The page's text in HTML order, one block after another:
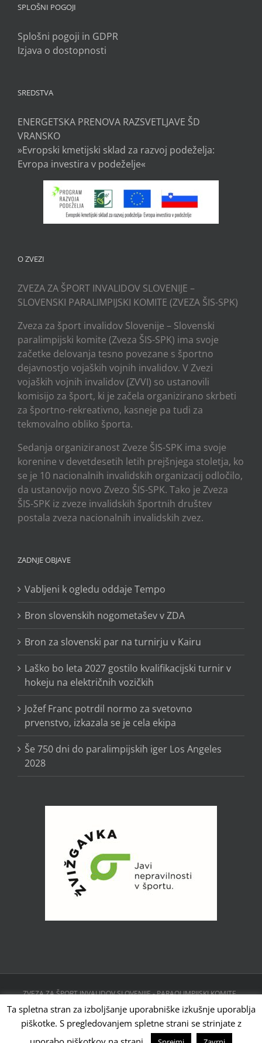
SPLOŠNI POGOJI
Splošni pogoji in GDPR
Izjava o dostopnosti
SREDSTVA
ENERGETSKA PRENOVA RAZSVETLJAVE ŠD
VRANSKO
»Evropski kmetijski sklad za razvoj podeželja:
Evropa investira v podeželje«
O ZVEZI
ZVEZA ZA ŠPORT INVALIDOV SLOVENIJE –
SLOVENSKI PARALIMPIJSKI KOMITE (ZVEZA ŠIS-SPK)
Zveza za šport invalidov Slovenije – Slovenski
paralimpijski komite (Zveza ŠIS-SPK) ima svoje
začetke delovanja tesno povezane s športno
dejavnostjo vojaških vojnih invalidov. V Zvezi
vojaških vojnih invalidov (ZVVI) so ustanovili
komisijo za šport, ki je začela organizirano skrbeti
za športno-rekreativno, kasneje pa tudi za
tekmovalno obliko športa.
Sedanja organiziranost Zveze ŠIS-SPK ima svoje
korenine v devetdesetih letih prejšnjega stoletja, ko
se je 10 nacionalnih invalidskih organizacij odločilo,
da ustanovijo novo Zvezo ŠIS-SPK. Tako je Zveza
ŠIS-SPK iz zveze invalidskih športnih društev
postala zveza nacionalnih invalidskih zvez.
ZADNJE OBJAVE
Vabljeni k ogledu oddaje Tempo
Bron slovenskih nogometašev v ZDA
Bron za slovenski par na turnirju v Kairu
Laško bo leta 2027 gostilo kvalifikacijski turnir v
hokeju na električnih vozičkih
Jožef Franc potrdil normo za svetovno
prvenstvo, izkazala se je cela ekipa
Še 750 dni do paralimpijskih iger Los Angeles
2028
ZVEZA ZA ŠPORT INVALIDOV SLOVENIJE - PARAOLIMPIJSKI KOMITE ,
CESTA 24. JUNIJA 23, 1231 LJUBLJANA, SLOVENIJA | Powered by
WordPress
YouTubeTiktok
Ta spletna stran za izboljšanje uporabniške izkušnje uporablja
piškotke. S pregledovanjem spletne strani se strinjate z